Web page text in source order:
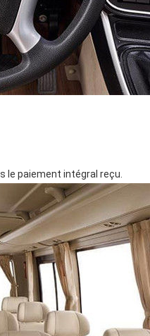
le paiement intégral reçu.